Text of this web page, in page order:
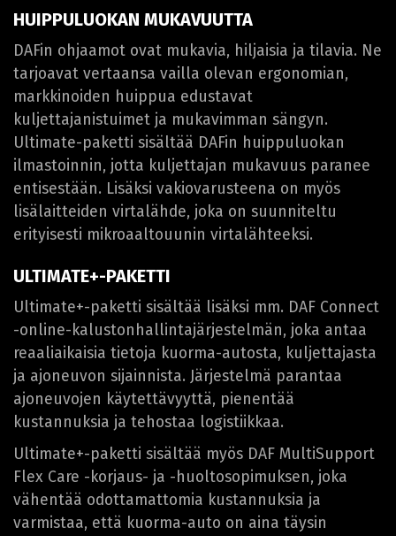
HUIPPULUOKAN MUKAVUUTTA
DAFin ohjaamot ovat mukavia, hiljaisia ja tilavia. Ne
tarjoavat vertaansa vailla olevan ergonomian,
markkinoiden huippua edustavat
kuljettajanistuimet ja mukavimman sängyn.
Ultimate-paketti sisältää DAFin huippuluokan
ilmastoinnin, jotta kuljettajan mukavuus paranee
entisestään. Lisäksi vakiovarusteena on myös
lisälaitteiden virtalähde, joka on suunniteltu
erityisesti mikroaaltouunin virtalähteeksi.
ULTIMATE+-PAKETTI
Ultimate+-paketti sisältää lisäksi mm. DAF Connect
-online-kalustonhallintajärjestelmän, joka antaa
reaaliaikaisia tietoja kuorma-autosta, kuljettajasta
ja ajoneuvon sijainnista. Järjestelmä parantaa
ajoneuvojen käytettävyyttä, pienentää
kustannuksia ja tehostaa logistiikkaa.
Ultimate+-paketti sisältää myös DAF MultiSupport
Flex Care -korjaus- ja -huoltosopimuksen, joka
vähentää odottamattomia kustannuksia ja
varmistaa, että kuorma-auto on aina täysin